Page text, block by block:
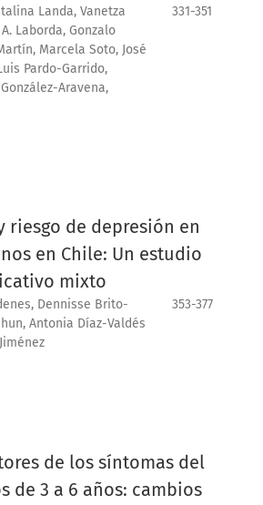
Landa, Vanetza
Laborda, Gonzalo
Marcela Soto, José
Pardo-Garrido,
Aravena,
331-351
riesgo de depresión en
en Chile: Un estudio
mixto
Dennisse Brito-
Antonia Díaz-Valdés
353-377
de los síntomas del
de 3 a 6 años: cambios